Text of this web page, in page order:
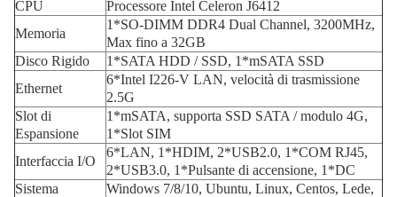
CPU
Processore Intel Celeron J6412
Memoria
1*SO-DIMM DDR4 Dual Channel, 3200MHz,
Max fino a 32GB
Disco Rigido
1*SATA HDD / SSD, 1*mSATA SSD
Ethernet
6*Intel I226-V LAN, velocità di trasmissione
2.5G
Slot di
Espansione
1*mSATA, supporta SSD SATA / modulo 4G,
1*Slot SIM
Interfaccia I/O
6*LAN, 1*HDIM, 2*USB2.0, 1*COM RJ45,
2*USB3.0, 1*Pulsante di accensione, 1*DC
Sistema
Windows 7/8/10, Ubuntu, Linux, Centos, Lede,